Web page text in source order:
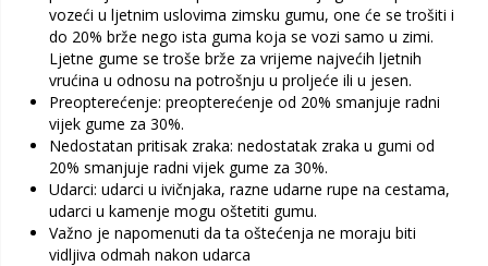
vozeći u ljetnim uslovima zimsku gumu, one će se trošiti i
do 20% brže nego ista guma koja se vozi samo u zimi.
Ljetne gume se troše brže za vrijeme najvećih ljetnih
vrućina u odnosu na potrošnju u proljeće ili u jesen.
Preopterećenje: preopterećenje od 20% smanjuje radni
vijek gume za 30%.
Nedostatan pritisak zraka: nedostatak zraka u gumi od
20% smanjuje radni vijek gume za 30%.
Udarci: udarci u ivičnjaka, razne udarne rupe na cestama,
udarci u kamenje mogu oštetiti gumu.
Važno je napomenuti da ta oštećenja ne moraju biti
vidljiva odmah nakon udarca